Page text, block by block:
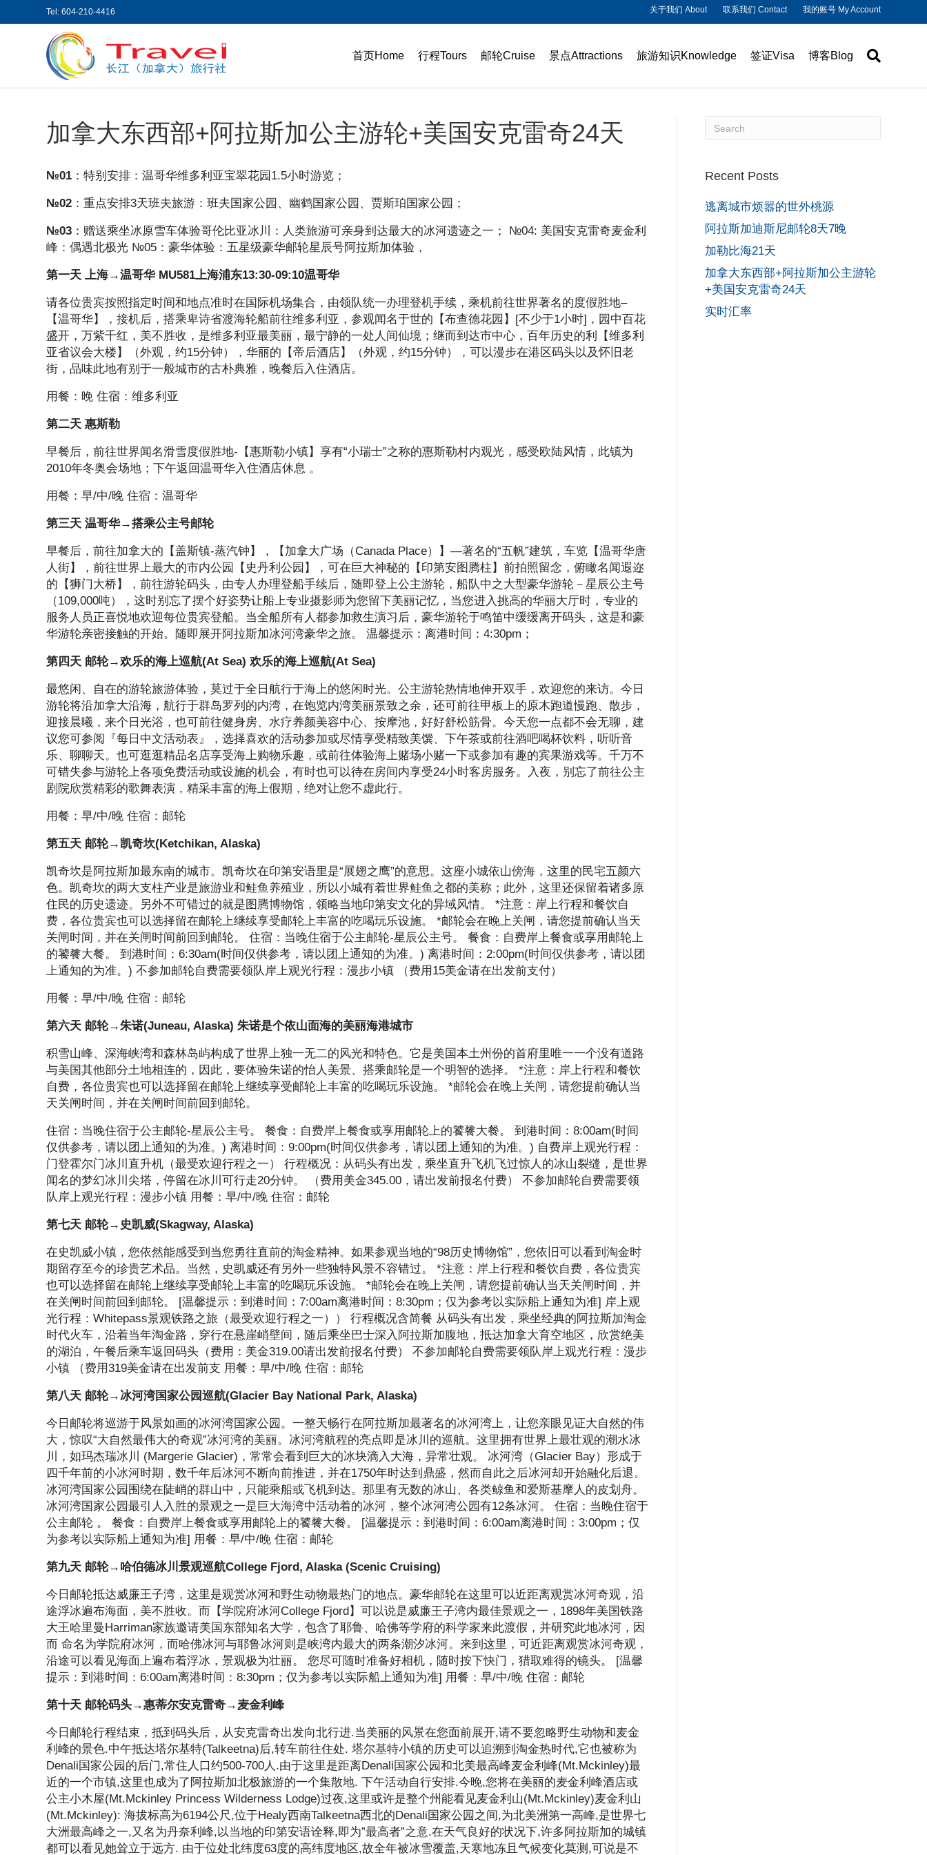
Tel: 604-210-4416 关于我们 About 联系我们 Contact 我的账号 My Account
首页Home 行程Tours 邮轮Cruise 景点Attractions 旅游知识Knowledge 签证Visa 博客Blog
加拿大东西部+阿拉斯加公主游轮+美国安克雷奇24天
№01 ：特别安排：温哥华维多利亚宝翠花园1.5小时游览；
№02 ：重点安排3天班夫旅游：班夫国家公园、幽鹤国家公园、贾斯珀国家公园；
№03 ：赠送乘坐冰原雪车体验哥伦比亚冰川：人类旅游可亲身到达最大的冰河遗迹之一； №04: 美国安克雷奇麦金利
峰：偶遇北极光 №05：豪华体验：五星级豪华邮轮星辰号阿拉斯加体验，
第一天 上海→温哥华 MU581上海浦东13:30-09:10温哥华
请各位贵宾按照指定时间和地点准时在国际机场集合，由领队统一办理登机手续，乘机前往世界著名的度假胜地–
【温哥华】，接机后，搭乘卑诗省渡海轮船前往维多利亚，参观闻名于世的【布查德花园】[不少于1小时]，园中百花
盛开，万紫千红，美不胜收，是维多利亚最美丽，最宁静的一处人间仙境；继而到达市中心，百年历史的利【维多利
亚省议会大楼】（外观，约15分钟），华丽的【帝后酒店】（外观，约15分钟），可以漫步在港区码头以及怀旧老
街，品味此地有别于一般城市的古朴典雅，晚餐后入住酒店。
用餐：晚 住宿：维多利亚
第二天 惠斯勒
早餐后，前往世界闻名滑雪度假胜地-【惠斯勒小镇】享有“小瑞士”之称的惠斯勒村内观光，感受欧陆风情，此镇为
2010年冬奥会场地；下午返回温哥华入住酒店休息 。
用餐：早/中/晚 住宿：温哥华
第三天 温哥华→搭乘公主号邮轮
早餐后，前往加拿大的【盖斯镇-蒸汽钟】，【加拿大广场（Canada Place）】—著名的“五帆”建筑，车览【温哥华唐
人街】，前往世界上最大的市内公园【史丹利公园】，可在巨大神秘的【印第安图腾柱】前拍照留念，俯瞰名闻遐迩
的【狮门大桥】，前往游轮码头，由专人办理登船手续后，随即登上公主游轮，船队中之大型豪华游轮－星辰公主号
（109,000吨），这时别忘了摆个好姿势让船上专业摄影师为您留下美丽记忆，当您进入挑高的华丽大厅时，专业的
服务人员正喜悦地欢迎每位贵宾登船。当全船所有人都参加救生演习后，豪华游轮于鸣笛中缓缓离开码头，这是和豪
华游轮亲密接触的开始。随即展开阿拉斯加冰河湾豪华之旅。 温馨提示：离港时间：4:30pm；
第四天 邮轮→欢乐的海上巡航(At Sea) 欢乐的海上巡航(At Sea)
最悠闲、自在的游轮旅游体验，莫过于全日航行于海上的悠闲时光。公主游轮热情地伸开双手，欢迎您的来访。今日
游轮将沿加拿大沿海，航行于群岛罗列的内湾，在饱览内湾美丽景致之余，还可前往甲板上的原木跑道慢跑、散步，
迎接晨曦，来个日光浴，也可前往健身房、水疗养颜美容中心、按摩池，好好舒松筋骨。今天您一点都不会无聊，建
议您可参阅『每日中文活动表』，选择喜欢的活动参加或尽情享受精致美馔、下午茶或前往酒吧喝杯饮料，听听音
乐、聊聊天。也可逛逛精品名店享受海上购物乐趣，或前往体验海上赌场小赌一下或参加有趣的宾果游戏等。千万不
可错失参与游轮上各项免费活动或设施的机会，有时也可以待在房间内享受24小时客房服务。入夜，别忘了前往公主
剧院欣赏精彩的歌舞表演，精采丰富的海上假期，绝对让您不虚此行。
用餐：早/中/晚 住宿：邮轮
第五天 邮轮→凯奇坎(Ketchikan, Alaska)
凯奇坎是阿拉斯加最东南的城市。凯奇坎在印第安语里是“展翅之鹰”的意思。这座小城依山傍海，这里的民宅五颜六
色。凯奇坎的两大支柱产业是旅游业和鲑鱼养殖业，所以小城有着世界鲑鱼之都的美称；此外，这里还保留着诸多原
住民的历史遗迹。另外不可错过的就是图腾博物馆，领略当地印第安文化的异域风情。 *注意：岸上行程和餐饮自
费，各位贵宾也可以选择留在邮轮上继续享受邮轮上丰富的吃喝玩乐设施。 *邮轮会在晚上关闸，请您提前确认当天
关闸时间，并在关闸时间前回到邮轮。 住宿：当晚住宿于公主邮轮-星辰公主号。 餐食：自费岸上餐食或享用邮轮上
的饕餮大餐。 到港时间：6:30am(时间仅供参考，请以团上通知的为准。) 离港时间：2:00pm(时间仅供参考，请以团
上通知的为准。) 不参加邮轮自费需要领队岸上观光行程：漫步小镇 （费用15美金请在出发前支付）
用餐：早/中/晚 住宿：邮轮
第六天 邮轮→朱诺(Juneau, Alaska) 朱诺是个依山面海的美丽海港城市
积雪山峰、深海峡湾和森林岛屿构成了世界上独一无二的风光和特色。它是美国本土州份的首府里唯一一个没有道路
与美国其他部分土地相连的，因此，要体验朱诺的怡人美景、搭乘邮轮是一个明智的选择。 *注意：岸上行程和餐饮
自费，各位贵宾也可以选择留在邮轮上继续享受邮轮上丰富的吃喝玩乐设施。 *邮轮会在晚上关闸，请您提前确认当
天关闸时间，并在关闸时间前回到邮轮。
住宿：当晚住宿于公主邮轮-星辰公主号。 餐食：自费岸上餐食或享用邮轮上的饕餮大餐。 到港时间：8:00am(时间
仅供参考，请以团上通知的为准。) 离港时间：9:00pm(时间仅供参考，请以团上通知的为准。) 自费岸上观光行程：
门登霍尔门冰川直升机（最受欢迎行程之一） 行程概况：从码头有出发，乘坐直升飞机飞过惊人的冰山裂缝，是世界
闻名的梦幻冰川尖塔，停留在冰川可行走20分钟。 （费用美金345.00，请出发前报名付费） 不参加邮轮自费需要领
队岸上观光行程：漫步小镇 用餐：早/中/晚 住宿：邮轮
第七天 邮轮→史凯威(Skagway, Alaska)
在史凯威小镇，您依然能感受到当您勇往直前的淘金精神。如果参观当地的“98历史博物馆”，您依旧可以看到淘金时
期留存至今的珍贵艺术品。当然，史凯威还有另外一些独特风景不容错过。 *注意：岸上行程和餐饮自费，各位贵宾
也可以选择留在邮轮上继续享受邮轮上丰富的吃喝玩乐设施。 *邮轮会在晚上关闸，请您提前确认当天关闸时间，并
在关闸时间前回到邮轮。 [温馨提示：到港时间：7:00am离港时间：8:30pm；仅为参考以实际船上通知为准] 岸上观
光行程：Whitepass景观铁路之旅（最受欢迎行程之一）） 行程概况含简餐 从码头有出发，乘坐经典的阿拉斯加淘金
时代火车，沿着当年淘金路，穿行在悬崖峭壁间，随后乘坐巴士深入阿拉斯加腹地，抵达加拿大育空地区，欣赏绝美
的湖泊，午餐后乘车返回码头（费用：美金319.00请出发前报名付费） 不参加邮轮自费需要领队岸上观光行程：漫步
小镇 （费用319美金请在出发前支 用餐：早/中/晚 住宿：邮轮
第八天 邮轮→冰河湾国家公园巡航(Glacier Bay National Park, Alaska)
今日邮轮将巡游于风景如画的冰河湾国家公园。一整天畅行在阿拉斯加最著名的冰河湾上，让您亲眼见证大自然的伟
大，惊叹“大自然最伟大的奇观”冰河湾的美丽。冰河湾航程的亮点即是冰川的巡航。这里拥有世界上最壮观的潮水冰
川，如玛杰瑞冰川 (Margerie Glacier)，常常会看到巨大的冰块滴入大海，异常壮观。 冰河湾（Glacier Bay）形成于
四千年前的小冰河时期，数千年后冰河不断向前推进，并在1750年时达到鼎盛，然而自此之后冰河却开始融化后退。
冰河湾国家公园围绕在陡峭的群山中，只能乘船或飞机到达。那里有无数的冰山、各类鲸鱼和爱斯基摩人的皮划舟。
冰河湾国家公园最引人入胜的景观之一是巨大海湾中活动着的冰河，整个冰河湾公园有12条冰河。 住宿：当晚住宿于
公主邮轮 。 餐食：自费岸上餐食或享用邮轮上的饕餮大餐。 [温馨提示：到港时间：6:00am离港时间：3:00pm；仅
为参考以实际船上通知为准] 用餐：早/中/晚 住宿：邮轮
第九天 邮轮→哈伯德冰川景观巡航College Fjord, Alaska (Scenic Cruising)
今日邮轮抵达威廉王子湾，这里是观赏冰河和野生动物最热门的地点。豪华邮轮在这里可以近距离观赏冰河奇观，沿
途浮冰遍布海面，美不胜收。而【学院府冰河College Fjord】可以说是威廉王子湾内最佳景观之一，1898年美国铁路
大王哈里曼Harriman家族邀请美国东部知名大学，包含了耶鲁、哈佛等学府的科学家来此渡假，并研究此地冰河，因
而 命名为学院府冰河，而哈佛冰河与耶鲁冰河则是峡湾内最大的两条潮汐冰河。来到这里，可近距离观赏冰河奇观，
沿途可以看见海面上遍布着浮冰，景观极为壮丽。 您尽可随时准备好相机，随时按下快门，猎取难得的镜头。 [温馨
提示：到港时间：6:00am离港时间：8:30pm；仅为参考以实际船上通知为准] 用餐：早/中/晚 住宿：邮轮
第十天 邮轮码头→惠蒂尔安克雷奇→麦金利峰
今日邮轮行程结束，抵到码头后，从安克雷奇出发向北行进.当美丽的风景在您面前展开,请不要忽略野生动物和麦金
利峰的景色.中午抵达塔尔基特(Talkeetna)后,转车前往住处. 塔尔基特小镇的历史可以追溯到淘金热时代,它也被称为
Denali国家公园的后门,常住人口约500-700人.由于这里是距离Denali国家公园和北美最高峰麦金利峰(Mt.Mckinley)最
近的一个市镇,这里也成为了阿拉斯加北极旅游的一个集散地. 下午活动自行安排.今晚,您将在美丽的麦金利峰酒店或
公主小木屋(Mt.Mckinley Princess Wilderness Lodge)过夜,这里或许是整个州能看见麦金利山(Mt.Mckinley)麦金利山
(Mt.Mckinley): 海拔标高为6194公尺,位于Healy西南Talkeetna西北的Denali国家公园之间,为北美洲第一高峰,是世界七
大洲最高峰之一,又名为丹奈利峰,以当地的印第安语诠释,即为”最高者”之意.在天气良好的状况下,许多阿拉斯加的城镇
都可以看见她耸立于远方. 由于位处北纬度63度的高纬度地区,故全年被冰雪覆盖,天寒地冻且气候变化莫测,可说是不
Recent Posts
逃离城市烦嚣的世外桃源
阿拉斯加迪斯尼邮轮8天7晚
加勒比海21天
加拿大东西部+阿拉斯加公主游轮
+美国安克雷奇24天
实时汇率